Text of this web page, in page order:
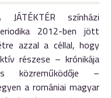
JÁTÉKTÉR színházi
2012-ben jött
azzal a céllal, hogy
részese – krónikája
közreműködője –
a romániai magyar